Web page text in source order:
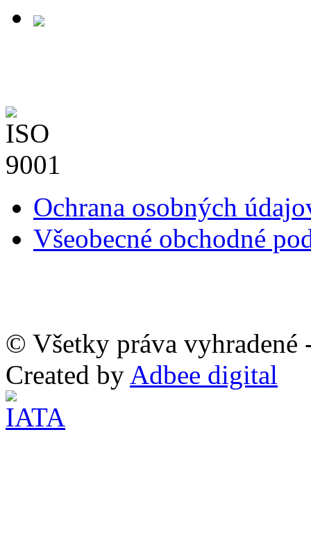
Ochrana osobných
Všeobecné obchodné
© Všetky práva vyhradené
Created by Adbee digital